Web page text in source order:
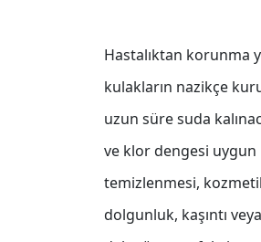
Hastalıktan korunma
kulakların nazikçe
uzun süre suda
ve klor dengesi uygun
temizlenmesi,
dolgunluk, kaşıntı